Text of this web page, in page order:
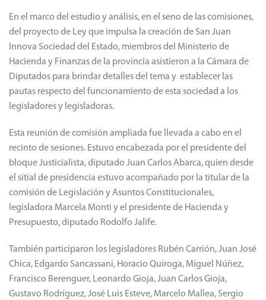
En el marco del estudio y análisis, en el seno de las comisiones,
del proyecto de Ley que impulsa la creación de San Juan
Innova Sociedad del Estado, miembros del Ministerio de
Hacienda y Finanzas de la provincia asistieron a la Cámara de
Diputados para brindar detalles del tema y establecer las
pautas respecto del funcionamiento de esta sociedad a los
legisladores y legisladoras.
Esta reunión de comisión ampliada fue llevada a cabo en el
recinto de sesiones. Estuvo encabezada por el presidente del
bloque Justicialista, diputado Juan Carlos Abarca, quien desde
el sitial de presidencia estuvo acompañado por la titular de la
comisión de Legislación y Asuntos Constitucionales,
legisladora Marcela Monti y el presidente de Hacienda y
Presupuesto, diputado Rodolfo Jalife.
También participaron los legisladores Rubén Carrión, Juan José
Chica, Edgardo Sancassani, Horacio Quiroga, Miguel Núñez,
Francisco Berenguer, Leonardo Gioja, Juan Carlos Gioja,
Gustavo Rodríguez, José Luis Esteve, Marcelo Mallea, Sergio